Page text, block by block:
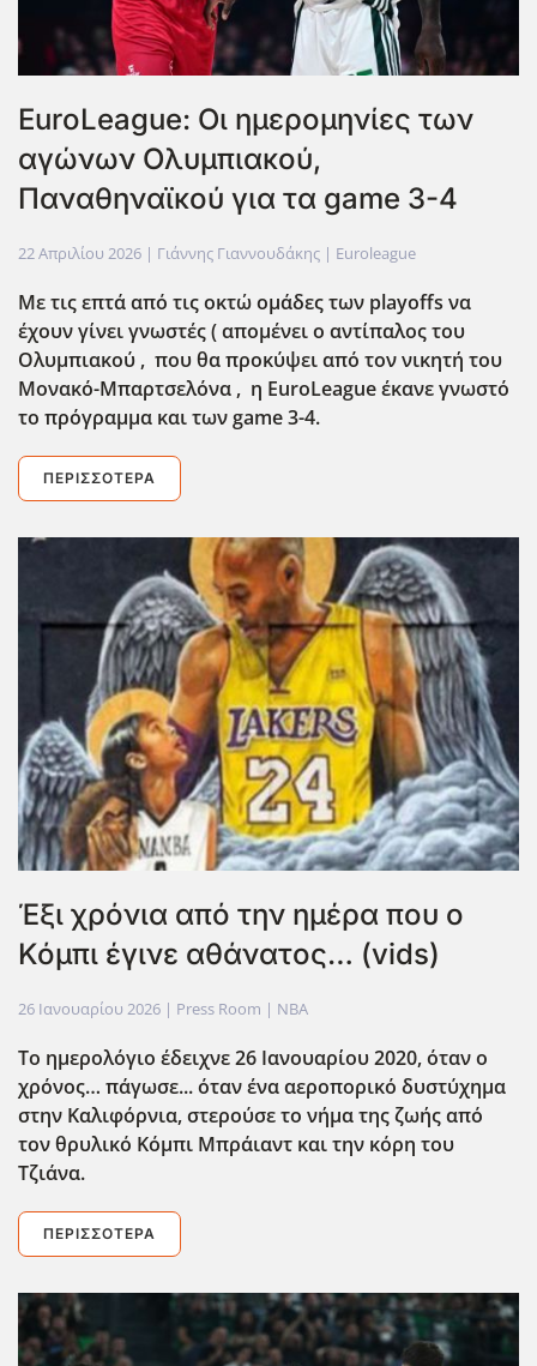
EuroLeague: Οι ημερομηνίες των
αγώνων Ολυμπιακού,
Παναθηναϊκού για τα game 3-4
22 Απριλίου 2026 | Γιάννης Γιαννουδάκης | Euroleague
Με τις επτά από τις οκτώ ομάδες των playoffs να
έχουν γίνει γνωστές ( απομένει ο αντίπαλος του
Ολυμπιακού , που θα προκύψει από τον νικητή του
Μονακό-Μπαρτσελόνα , η EuroLeague έκανε γνωστό
το πρόγραμμα και των game 3-4.
ΠΕΡΙΣΣΌΤΕΡΑ
Έξι χρόνια από την ημέρα που ο
Κόμπι έγινε αθάνατος… (vids)
26 Ιανουαρίου 2026 | Press Room | NBA
Το ημερολόγιο έδειχνε 26 Ιανουαρίου 2020, όταν ο
χρόνος… πάγωσε... όταν ένα αεροπορικό δυστύχημα
στην Καλιφόρνια, στερούσε το νήμα της ζωής από
τον θρυλικό Κόμπι Μπράιαντ και την κόρη του
Τζιάνα.
ΠΕΡΙΣΣΌΤΕΡΑ